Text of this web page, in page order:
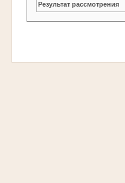
Результат рассмотрения